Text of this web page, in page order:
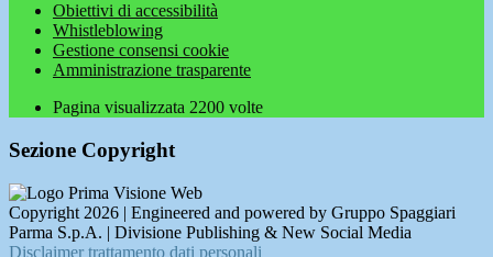
Obiettivi di accessibilità
Whistleblowing
Gestione consensi cookie
Amministrazione trasparente
Pagina visualizzata 2200 volte
Sezione Copyright
Copyright 2026 | Engineered and powered by Gruppo Spaggiari
Parma S.p.A. | Divisione Publishing & New Social Media
Disclaimer trattamento dati personali